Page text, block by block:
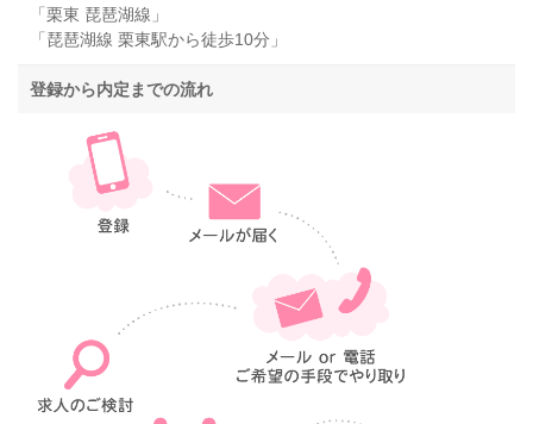
「栗東 琵琶湖線」
「琵琶湖線 栗東駅から徒歩10分」
登録から内定までの流れ